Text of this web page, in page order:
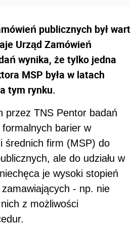
publicznych był wart
Urząd Zamówień
wynika, że tylko jedna
MSP była w latach
tym rynku.
przez TNS Pentor badań
barier w
średnich firm (MSP) do
ale do udziału w
je wysoki stopień
- np. nie
z możliwości